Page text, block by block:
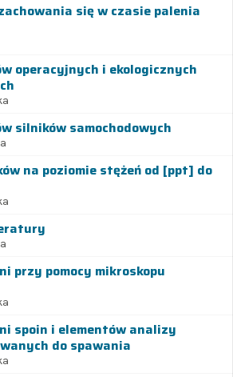
się w czasie palenia
operacyjnych i ekologicznych
silników samochodowych
na poziomie stężeń od [ppt] do
przy pomocy mikroskopu
spoin i elementów analizy
do spawania